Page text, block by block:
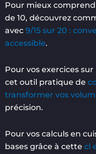
Pour mieux
de 10, découvrez
avec 9/15 sur 20 :
accessible.
Pour vos exercices sur
cet outil pratique de
transformer vos
précision.
Pour vos calculs en
bases grâce à cette cl